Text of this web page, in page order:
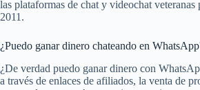
las plataformas de chat y videochat veteranas
2011.
¿Puedo ganar dinero chateando en
¿De verdad puedo ganar dinero con
a través de enlaces de afiliados, la venta de